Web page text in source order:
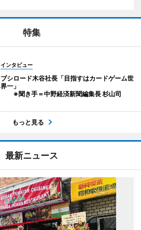
特集
インタビュー
ブシロード木谷社長「目指すはカードゲーム世
界一」
※聞き手＝中野経済新聞編集長 杉山司
もっと見る
最新ニュース